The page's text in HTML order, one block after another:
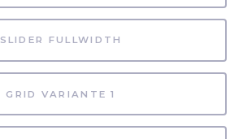
SLIDER FULLWIDTH
GRID VARIANTE 1